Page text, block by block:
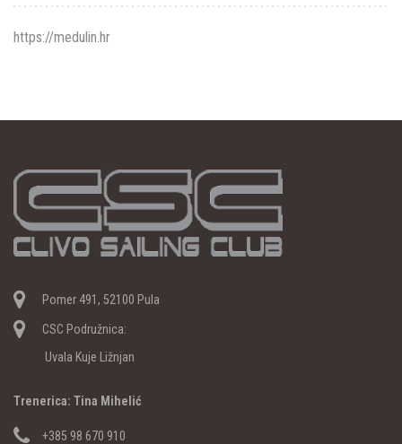
https://medulin.hr
Pomer 491, 52100 Pula
CSC Podružnica:
Uvala Kuje Ližnjan
Trenerica: Tina Mihelić
+385 98 670 910